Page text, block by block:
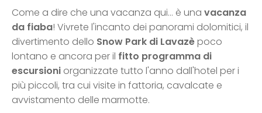
Come a dire che una vacanza qui… è una vacanza
da fiaba! Vivrete l'incanto dei panorami dolomitici, il
divertimento dello Snow Park di Lavazèpoco
lontano e ancora per il fitto programma di
escursioni organizzate tutto l'anno dall'hotel per i
più piccoli, tra cui visite in fattoria, cavalcate e
avvistamento delle marmotte.